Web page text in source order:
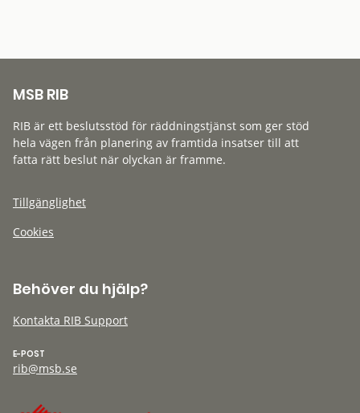
MSB RIB
RIB är ett beslutsstöd för räddningstjänst som ger stöd
hela vägen från planering av framtida insatser till att
fatta rätt beslut när olyckan är framme.
Tillgänglighet
Cookies
Behöver du hjälp?
Kontakta RIB Support
E-POST
rib@msb.se